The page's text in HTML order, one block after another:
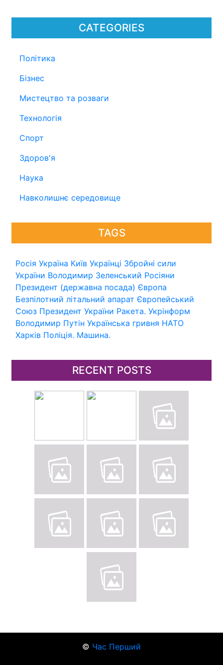
CATEGORIES
Політика
Бізнес
Мистецтво та розваги
Технологія
Спорт
Здоров'я
Наука
Навколишнє середовище
TAGS
Росія Україна Київ Українці Збройні сили
України Володимир Зеленський Росіяни
Президент (державна посада) Європа
Безпілотний літальний апарат Європейський
Союз Президент України Ракета. Укрінформ
Володимир Путін Українська гривня НАТО
Харків Поліція. Машина.
RECENT POSTS
© Час Перший